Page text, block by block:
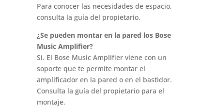
Para conocer las necesidades de espacio,
consulta la guía del propietario.
¿Se pueden montar en la pared los Bose
Music Amplifier?
Sí. El Bose Music Amplifier viene con un
soporte que te permite montar el
amplificador en la pared o en el bastidor.
Consulta la guía del propietario para el
montaje.